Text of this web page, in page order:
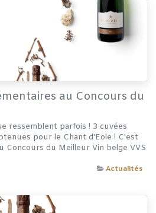
au Concours du
ressemblent parfois ! 3 cuvées
pour le Chant d'Eole ! C'est
Concours du Meilleur Vin belge VVS
Actualités